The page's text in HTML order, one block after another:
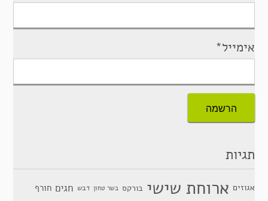
אימייל*
תגיות
אגוזים ארוחת שישי בורקס בשר טחון דבש חגים חורף